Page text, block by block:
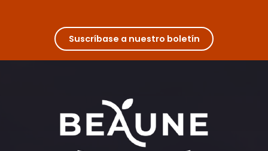
Suscríbase a nuestro boletín